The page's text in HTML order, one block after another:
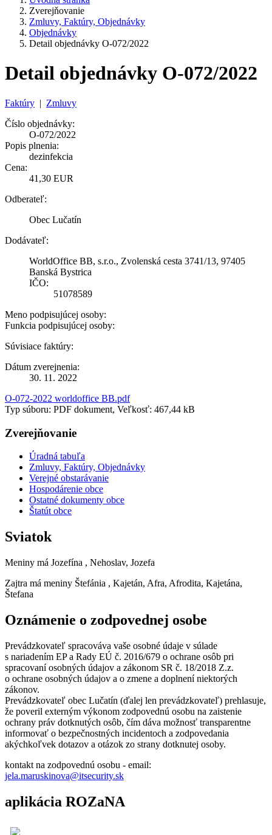
Zverejňovanie
Zmluvy, Faktúry, Objednávky
Objednávky
Detail objednávky O-072/2022
Detail objednávky O-072/2022
Faktúry | Zmluvy
Číslo objednávky:
O-072/2022
Popis plnenia:
dezinfekcia
Cena:
41,30 EUR
Odberateľ:
Obec Lučatín
Dodávateľ:
WorldOffice BB, s.r.o., Zvolenská cesta 3741/13, 97405
Banská Bystrica
IČO:
51078589
Meno podpisujúcej osoby:
Funkcia podpisujúcej osoby:
Súvisiace faktúry:
Dátum zverejnenia:
30. 11. 2022
O-072-2022 worldoffice BB.pdf
Typ súboru: PDF dokument, Veľkosť: 467,44 kB
Zverejňovanie
Úradná tabuľa
Zmluvy, Faktúry, Objednávky
Verejné obstarávanie
Hospodárenie obce
Ostatné dokumenty obce
Štatút obce
Sviatok
Meniny má Jozefína , Nehoslav, Jozefa
Zajtra má meniny Štefánia , Kajetán, Afra, Afrodita, Kajetána,
Štefana
Oznámenie o zodpovednej osobe
Prevádzkovateľ spracováva vaše osobné údaje v súlade
s nariadením EP a Rady EÚ č. 2016/679 o ochrane osôb pri
spracovaní osobných údajov a zákonom SR č. 18/2018 Z.z.
o ochrane osobných údajov a o zmene a doplnení niektorých
zákonov.
Prevádzkovateľ obec Lučatín (ďalej len prevádzkovateľ) prehlasuje,
že poveril externým výkonom zodpovednú osobu na zaistenie
ochrany práv dotknutých osôb, čím dáva možnosť transparentne
informovať o bezpečnostných incidentoch a zodpovedania
akýchkoľvek dotazov a otázok zo strany dotknutej osoby.
kontakt na zodpovednú osobu - email:
jela.maruskinova@itsecurity.sk
aplikácia ROZaNA